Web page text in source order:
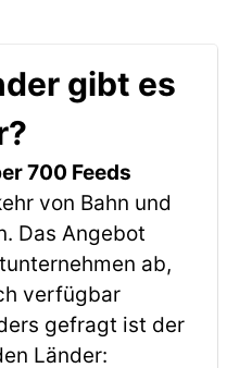
gibt es
700 Feeds
von Bahn und
Das Angebot
ab,
verfügbar
gefragt ist der
Länder: